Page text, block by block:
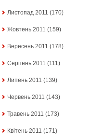
Листопад 2011 (170)
Жовтень 2011 (159)
Вересень 2011 (178)
Серпень 2011 (111)
Липень 2011 (139)
Червень 2011 (143)
Травень 2011 (173)
Квітень 2011 (171)